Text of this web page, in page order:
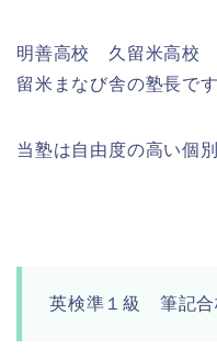
明善高校 久留米高校
留米まなび舎の塾長です
当塾は自由度の高い個
英検準１級 筆記合